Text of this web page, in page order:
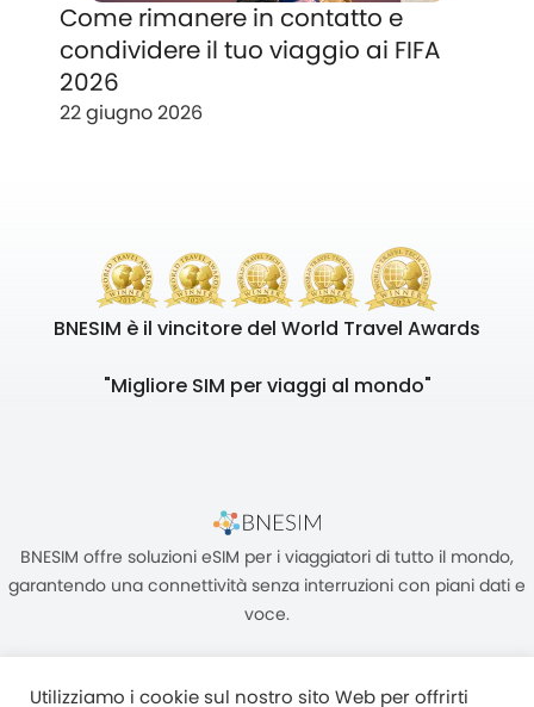
Come rimanere in contatto e
condividere il tuo viaggio ai FIFA
2026
22 giugno 2026
BNESIM è il vincitore del World Travel Awards
"Migliore SIM per viaggi al mondo"
BNESIM offre soluzioni eSIM per i viaggiatori di tutto il mondo,
garantendo una connettività senza interruzioni con piani dati e
voce.
Utilizziamo i cookie sul nostro sito Web per offrirti